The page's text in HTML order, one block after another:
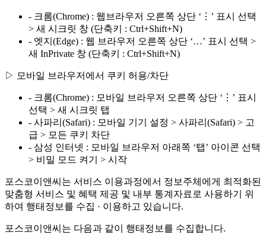
- 크롬(Chrome) : 웹브라우저 오른쪽 상단 ‘⋮’ 표시 선택
> 새 시크릿 창 (단축키 : Ctrl+Shift+N)
- 엣지(Edge) : 웹 브라우저 오른쪽 상단 ‘…’ 표시 선택 >
새 InPrivate 창 (단축키 : Ctrl+Shift+N)
▷ 모바일 브라우저에서 쿠키 허용/차단
- 크롬(Chrome) : 모바일 브라우저 오른쪽 상단 ‘⋮’ 표시
선택 > 새 시크릿 탭
- 사파리(Safari) : 모바일 기기 설정 > 사파리(Safari) > 고
급 > 모든 쿠키 차단
- 삼성 인터넷 : 모바일 브라우저 아래쪽 ‘탭’ 아이콘 선택
> 비밀 모드 켜기 > 시작
포스코이앤씨는 서비스 이용과정에서 정보주체에게 최적화된
맞춤형 서비스 및 혜택 제공 및 내부 통계자료로 사용하기 위
하여 행태정보를 수집 · 이용하고 있습니다.
포스코이앤씨는 다음과 같이 행태정보를 수집합니다.